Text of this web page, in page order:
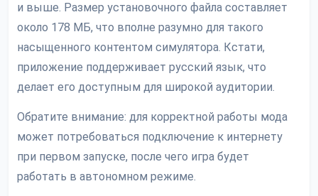
и выше. Размер установочного файла составляет
около 178 МБ, что вполне разумно для такого
насыщенного контентом симулятора. Кстати,
приложение поддерживает русский язык, что
делает его доступным для широкой аудитории.
Обратите внимание: для корректной работы мода
может потребоваться подключение к интернету
при первом запуске, после чего игра будет
работать в автономном режиме.